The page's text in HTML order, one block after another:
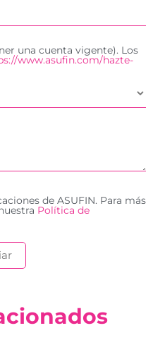
una cuenta vigente). Los
www.asufin.com/hazte-
de ASUFIN. Para más
Política de